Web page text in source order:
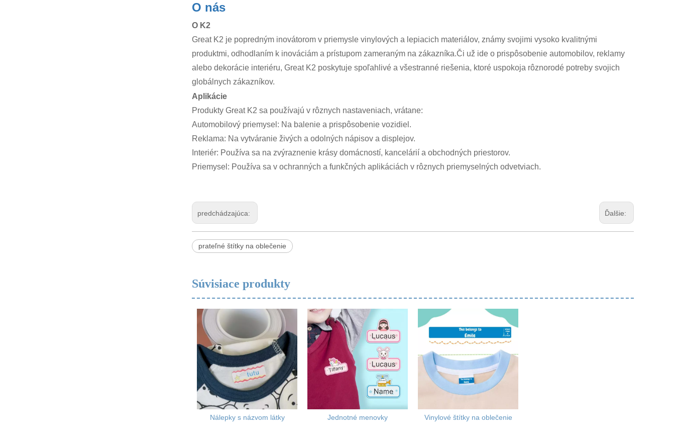
O nás
O K2
Great K2 je popredným inovátorom v priemysle vinylových a lepiacich materiálov, známy svojimi vysoko kvalitnými
produktmi, odhodlaním k inováciám a prístupom zameraným na zákazníka.Či už ide o prispôsobenie automobilov, reklamy
alebo dekorácie interiéru, Great K2 poskytuje spoľahlivé a všestranné riešenia, ktoré uspokoja rôznorodé potreby svojich
globálnych zákazníkov.
Aplikácie
Produkty Great K2 sa používajú v rôznych nastaveniach, vrátane:
Automobilový priemysel: Na balenie a prispôsobenie vozidiel.
Reklama: Na vytváranie živých a odolných nápisov a displejov.
Interiér: Používa sa na zvýraznenie krásy domácností, kancelárií a obchodných priestorov.
Priemysel: Používa sa v ochranných a funkčných aplikáciách v rôznych priemyselných odvetviach.
predchádzajúca: Ďalšie:
prateľné štítky na oblečenie
Súvisiace produkty
Nálepky s názvom látky Jednotné menovky Vinylové štítky na oblečenie